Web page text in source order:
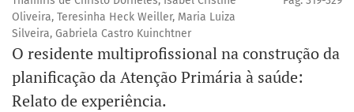
Oliveira, Teresinha Heck Weiller, Maria Luiza
Silveira, Gabriela Castro Kuinchtner
O residente multiprofissional na construção da
planificação da Atenção Primária à saúde:
Relato de experiência.